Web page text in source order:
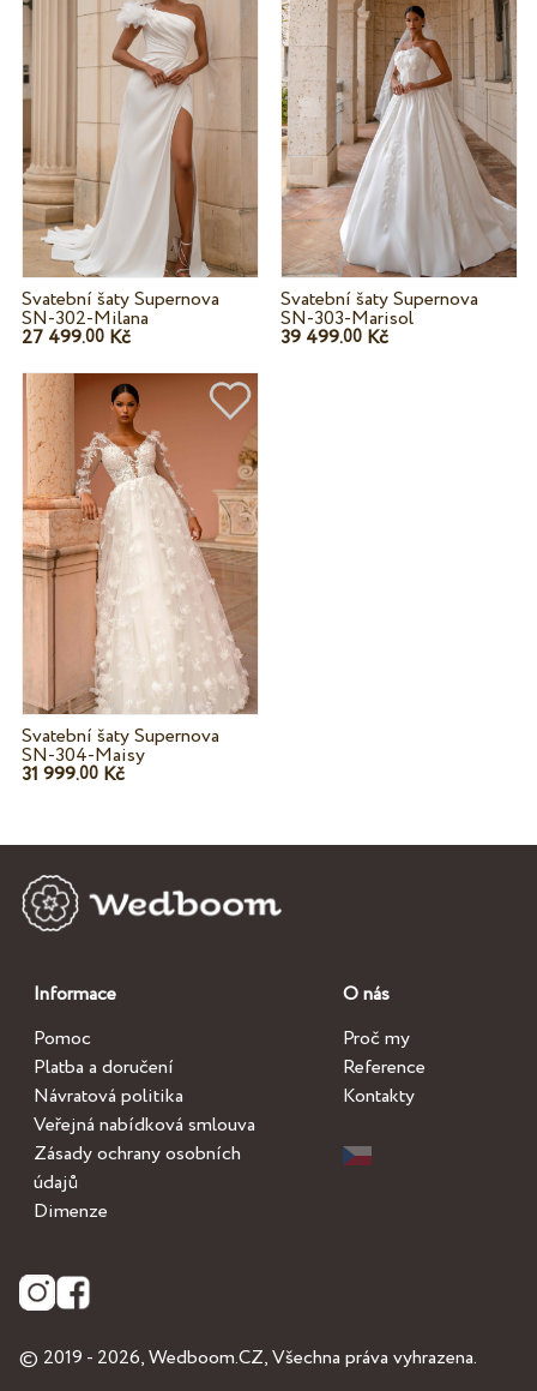
Svatební šaty Supernova
SN-302-Milana
27 499.00Kč
Svatební šaty Supernova
SN-303-Marisol
39 499.00 Kč
Svatební šaty Supernova
SN-304-Maisy
31 999.00Kč
Informace
Pomoc
Platba a doručení
Návratová politika
Veřejná nabídková smlouva
Zásady ochrany osobních
údajů
Dimenze
O nás
Proč my
Reference
Kontakty
© 2019 - 2026,Wedboom.CZ, Všechna práva vyhrazena.